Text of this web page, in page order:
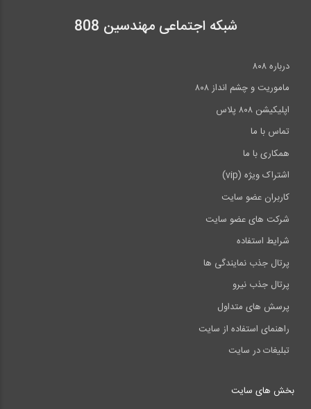
0:54
گزارش ویدئویی اختصاصی بازدید سازه 808...
شبکه اجتماعی مهندسین 808
درباره ۸۰۸
ماموریت و چشم انداز ۸۰۸
اپلیکیشن ۸۰۸ پلاس
تماس با ما
همکاری با ما
اشتراک ویژه (vip)
کاربران عضو سایت
شرکت های عضو سایت
شرایط استفاده
پرتال جذب نمایندگی ها
پرتال جذب نیرو
پرسش های متداول
راهنمای استفاده از سایت
تبلیغات در سایت
بخش های سایت